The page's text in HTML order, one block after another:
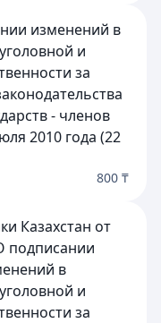
изменений в
и
за
- членов
2010 года (22
800 ₸
Казахстан от
подписании
в
и
за